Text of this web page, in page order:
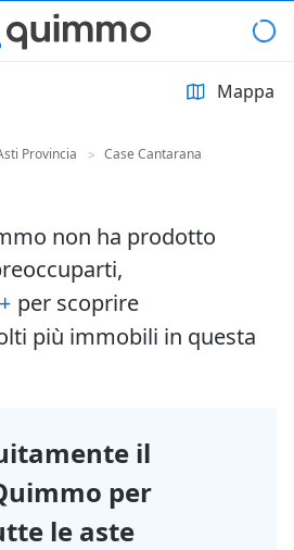
Mappa
Provincia > Case Cantarana
non ha prodotto
per scoprire
più immobili in questa
il
per
le aste